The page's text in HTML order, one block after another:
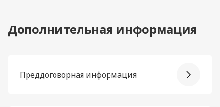
Дополнительная информация
Преддоговорная информация